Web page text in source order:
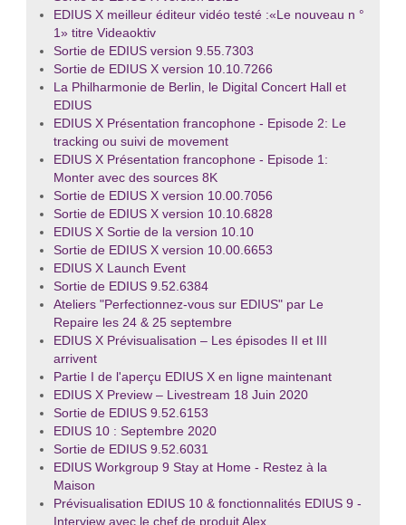
EDIUS X meilleur éditeur vidéo testé :«Le nouveau n °
1» titre Videaoktiv
Sortie de EDIUS version 9.55.7303
Sortie de EDIUS X version 10.10.7266
La Philharmonie de Berlin, le Digital Concert Hall et
EDIUS
EDIUS X Présentation francophone - Episode 2: Le
tracking ou suivi de movement
EDIUS X Présentation francophone - Episode 1:
Monter avec des sources 8K
Sortie de EDIUS X version 10.00.7056
Sortie de EDIUS X version 10.10.6828
EDIUS X Sortie de la version 10.10
Sortie de EDIUS X version 10.00.6653
EDIUS X Launch Event
Sortie de EDIUS 9.52.6384
Ateliers "Perfectionnez-vous sur EDIUS" par Le
Repaire les 24 & 25 septembre
EDIUS X Prévisualisation – Les épisodes II et III
arrivent
Partie I de l'aperçu EDIUS X en ligne maintenant
EDIUS X Preview – Livestream 18 Juin 2020
Sortie de EDIUS 9.52.6153
EDIUS 10 : Septembre 2020
Sortie de EDIUS 9.52.6031
EDIUS Workgroup 9 Stay at Home - Restez à la
Maison
Prévisualisation EDIUS 10 & fonctionnalités EDIUS 9 -
Interview avec le chef de produit Alex